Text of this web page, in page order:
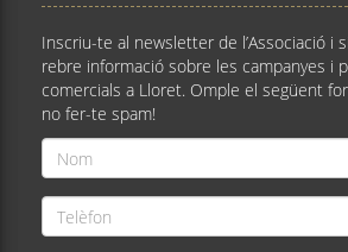
Inscriu-te al newsletter de l’Associació i
rebre informació sobre les campanyes i
comercials a Lloret. Omple el següent
no fer-te spam!
Nom
*
Telèfon
*